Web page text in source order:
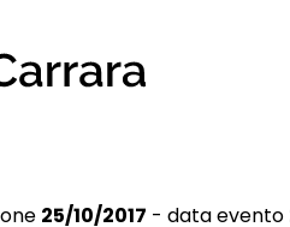
25/10/2017 - data evento